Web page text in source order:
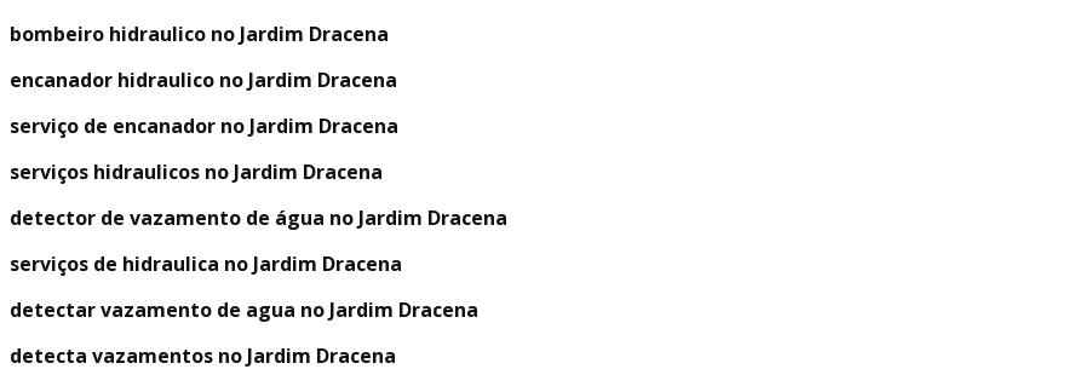
bombeiro hidraulico no Jardim Dracena
encanador hidraulico no Jardim Dracena
serviço de encanador no Jardim Dracena
serviços hidraulicos no Jardim Dracena
detector de vazamento de água no Jardim Dracena
serviços de hidraulica no Jardim Dracena
detectar vazamento de agua no Jardim Dracena
detecta vazamentos no Jardim Dracena